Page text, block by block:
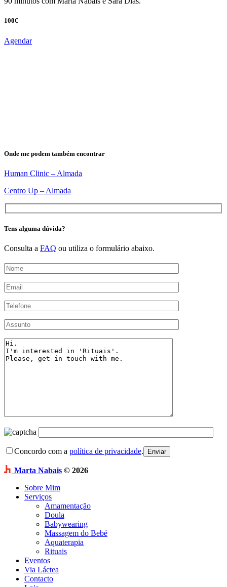
100€
Agendar
Onde me podem também encontrar
Human Clinic – Almada
Centro Up – Almada
Tens alguma dúvida?
Consulta a FAQ ou utiliza o formulário abaixo.
Concordo com a política de privacidade.
Marta Nabais © 2026
Sobre Mim
Serviços
Amamentação
Doula
Babywearing
Massagem do Bebé
Aquaterapia
Rituais
Eventos
Via Láctea
Contacto